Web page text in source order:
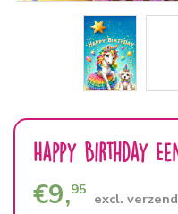
Happy Birthday
€9,95
excl.